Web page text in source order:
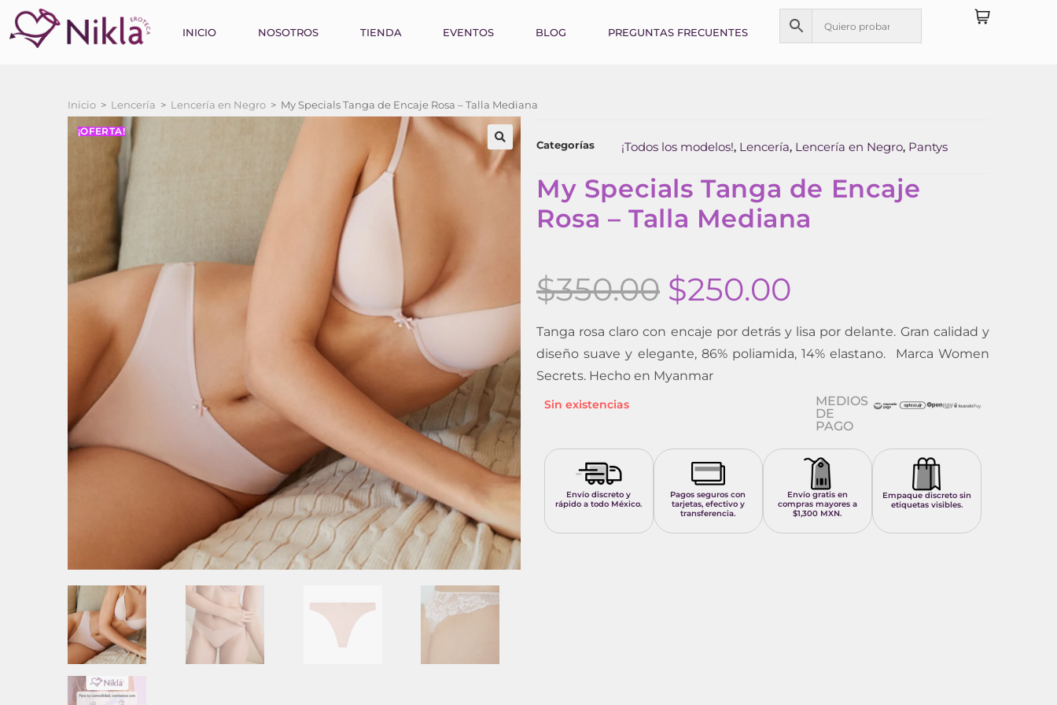
INICIO NOSOTROS TIENDA EVENTOS BLOG PREGUNTAS FRECUENTES
Inicio > Lencería > Lencería en Negro > My Specials Tanga de Encaje Rosa – Talla Mediana
¡OFERTA!
Categorías ¡Todos los modelos!, Lencería, Lencería en Negro, Pantys
My Specials Tanga de Encaje
Rosa – Talla Mediana
$350.00 $250.00
Tanga rosa claro con encaje por detrás y lisa por delante. Gran calidad y
diseño suave y elegante, 86% poliamida, 14% elastano. Marca Women
Secrets. Hecho en Myanmar
Sin existencias
MEDIOS
DE
PAGO
Envío discreto y
rápido a todo México.
Pagos seguros con
tarjetas, efectivo y
transferencia.
Envío gratis en
compras mayores a
$1,300 MXN.
Empaque discreto sin
etiquetas visibles.